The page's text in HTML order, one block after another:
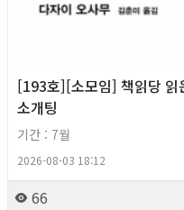
[193호][소모임] 책읽당 읽
소개팅
기간 : 7월
2026-08-03 18:12
66